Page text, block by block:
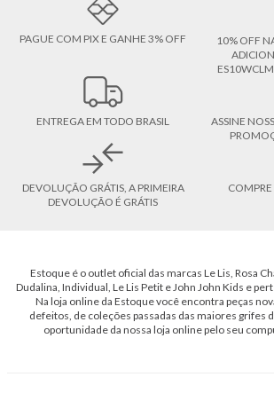
PAGUE COM PIX E GANHE 3% OFF
10% OFF
ENTREGA EM TODO BRASIL
ASSINE
DEVOLUÇÃO GRÁTIS, A PRIMEIRA
DEVOLUÇÃO É GRÁTIS
COMPRE
Estoque é o outlet oficial das marcas Le Lis, Rosa
Dudalina, Individual, Le Lis Petit e John John Kids e
Na loja online da Estoque você encontra peças
defeitos, de coleções passadas das maiores grifes
oportunidade da nossa loja online pelo seu